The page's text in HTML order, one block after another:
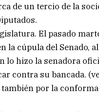
de un tercio de la
El pasado
la cúpula del Senado,
lo hizo la senadora
contra su bancada.
por la